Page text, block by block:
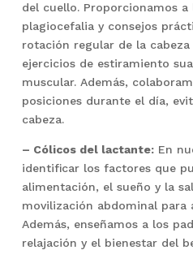
del cuello. Proporcionamos
plagiocefalia y consejos
rotación regular de la
ejercicios de estiramiento
muscular. Además,
posiciones durante el día,
cabeza.
– Cólicos del lactante:En
identificar los factores que
alimentación, el sueño y la
movilización abdominal para
Además, enseñamos a los
relajación y el bienestar del